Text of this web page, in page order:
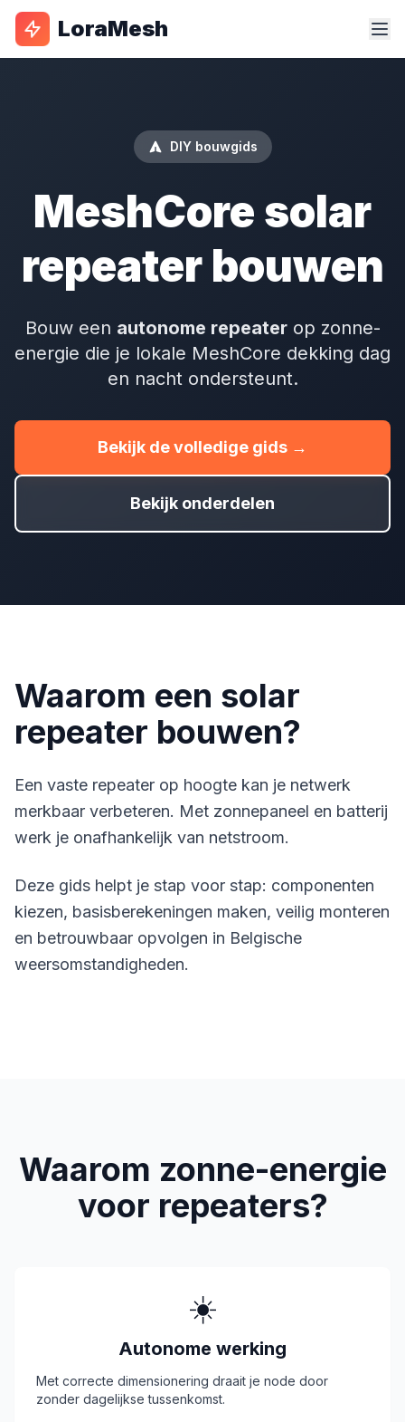
LoraMesh
DIY bouwgids
MeshCore solar
repeater bouwen
Bouw een autonome repeaterop zonne-
energie die je lokale MeshCore dekking dag
en nacht ondersteunt.
Bekijk de volledige gids →
Bekijk onderdelen
Waarom een solar
repeater bouwen?
Een vaste repeater op hoogte kan je netwerk
merkbaar verbeteren. Met zonnepaneel en batterij
werk je onafhankelijk van netstroom.
Deze gids helpt je stap voor stap: componenten
kiezen, basisberekeningen maken, veilig monteren
en betrouwbaar opvolgen in Belgische
weersomstandigheden.
Waarom zonne-energie
voor repeaters?
☀️
Autonome werking
Met correcte dimensionering draait je node door
zonder dagelijkse tussenkomst.